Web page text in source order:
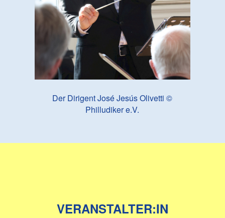
Der Dirigent José Jesús Olivetti ©
Philludiker e.V.
VERANSTALTER:IN